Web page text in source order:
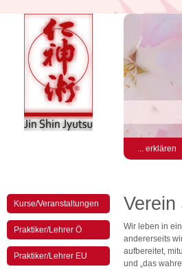
... erklären
Kurse/Veranstaltungen
Praktiker/Lehrer Ö
Praktiker/Lehrer EU
Wir leben in
andererseits
aufbereitet,
und „das